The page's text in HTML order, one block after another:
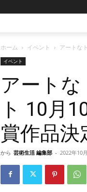
ホーム イベント アートな
イベント
アート
ト 10月
賞作品決
から 芸術生活 編集部 - 2022年10